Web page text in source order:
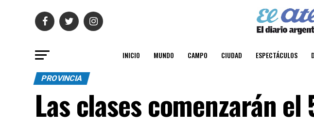
INICIO MUNDO CAMPO CIUDAD ESPECTÁCULOS
PROVINCIA
Las clases comenzarán el